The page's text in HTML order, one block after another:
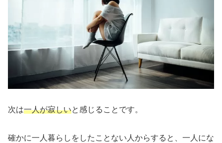
次は一人が寂しいと感じることです。
確かに一人暮らしをしたことない人からすると、一人にな